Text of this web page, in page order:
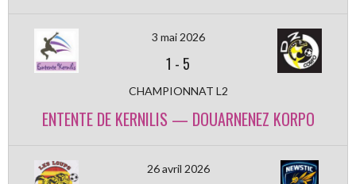
3 mai 2026
1 - 5
CHAMPIONNAT L2
ENTENTE DE KERNILIS — DOUARNENEZ KORPO
26 avril 2026